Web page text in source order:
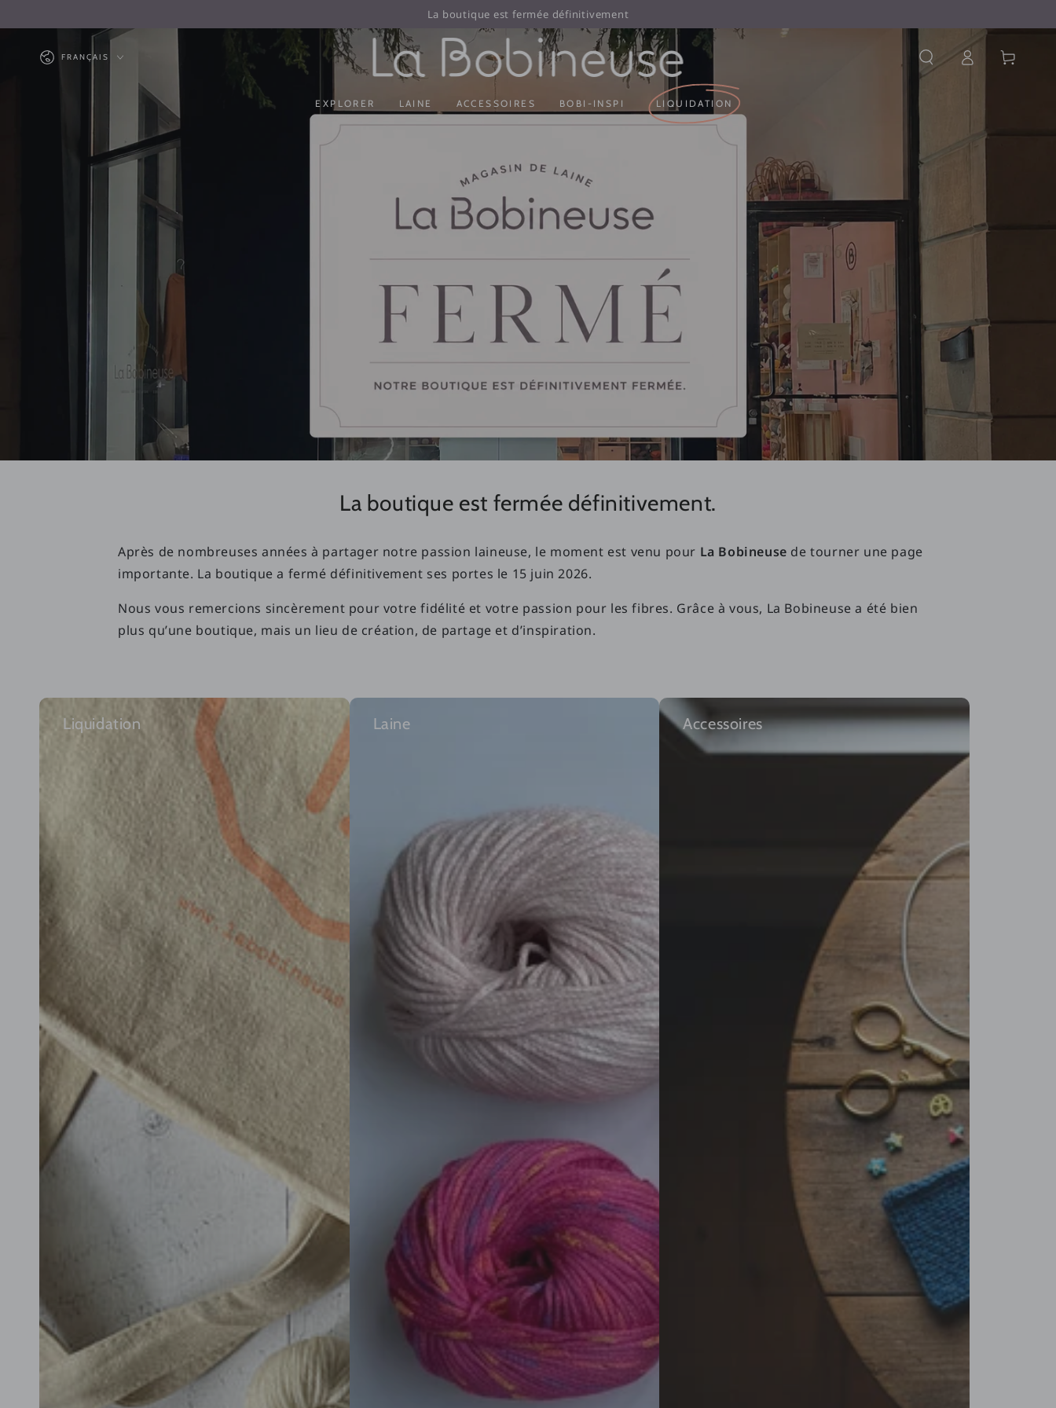
La boutique est fermée définitivement
LangueFRANÇAIS
EXPLORER LAINE ACCESSOIRES BOBI-INSPI LIQUIDATION
ConnexionPanier
La boutique est fermée définitivement.
Après de nombreuses années à partager notre passion laineuse, le moment est venu pour La Bobineuse de tourner une page
importante. La boutique a fermé définitivement ses portes le 15 juin 2026.
Nous vous remercions sincèrement pour votre fidélité et votre passion pour les fibres. Grâce à vous, La Bobineuse a été bien
plus qu’une boutique, mais un lieu de création, de partage et d’inspiration.
Liquidation Laine Accessoires